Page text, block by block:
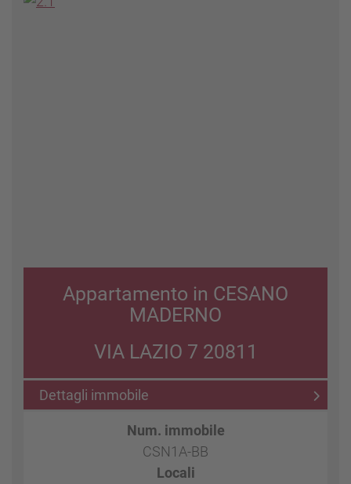
Appartamento in CESANO
MADERNO
VIA LAZIO 7 20811
Dettagli immobile
Num. immobile
CSN1A-BB
Locali